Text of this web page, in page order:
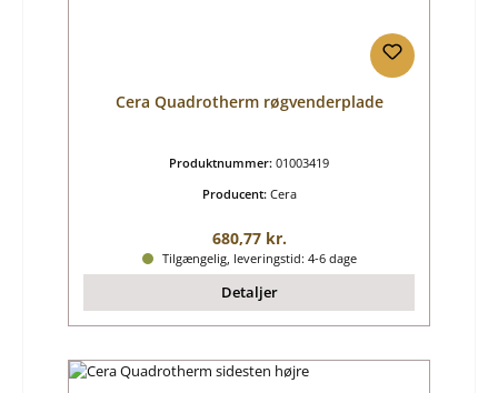
Cera Quadrotherm røgvenderplade
Produktnummer: 01003419
Producent: Cera
Almindelig pris:
680,77 kr.
Tilgængelig, leveringstid: 4-6 dage
Detaljer